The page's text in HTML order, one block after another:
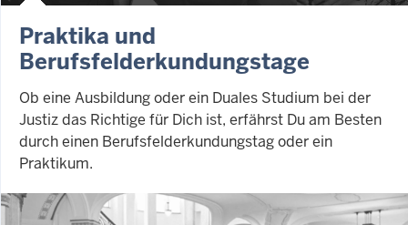
Praktika und
Berufsfelderkundungstage
Ob eine Ausbildung oder ein Duales Studium bei der
Justiz das Richtige für Dich ist, erfährst Du am Besten
durch einen Berufsfelderkundungstag oder ein
Praktikum.